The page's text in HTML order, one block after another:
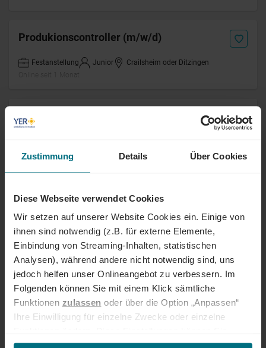
Zustimmung Details Über Cookies
Diese Webseite verwendet Cookies
Wir setzen auf unserer Website Cookies ein. Einige von
ihnen sind notwendig (z.B. für externe Elemente,
Einbindung von Streaming-Inhalten, statistischen
Analysen), während andere nicht notwendig sind, uns
jedoch helfen unser Onlineangebot zu verbessern. Im
Folgenden können Sie mit einem Klick sämtliche
Funktionen zulassen oder über die Option „Anpassen“
Ihre Einwilligung für einzelne Zwecke oder einzelne
jederzeit über unserenCookie-Hinweisaufrufen
Produkionscontroller (m/w/d)
Festanstellung Junior
Crailsheim oder Ditzingen
Volljurist (m/w/d) Vertragsrecht &
Beschaffung
Arbeitnehmerüberlassung Professional
München
Online seit 1 Monat
Kreditorenbuchhalter (m/w/d)
Arbeitnehmerüberlassung Professional
Heidenheim
Online seit 1 Monat
Sub Project Lead Integration &
Commissioning (m/w/d)
Arbeitnehmerüberlassung Senior
Hannover